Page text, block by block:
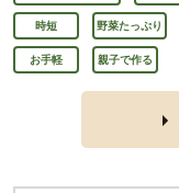
時短 野菜たっぷり
お手軽 親子で作る